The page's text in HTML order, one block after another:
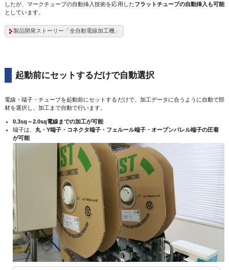
したが、マークチューブの自動挿入技術を応用したフラットチューブの自動挿入も可能
としています。
製品開発ストーリー「全自動電線加工機」
起動前にセットするだけで自動選択
電線・端子・チューブを起動前にセットするだけで、加工データに合うように自動で部
材を選択し、加工まで自動で行います。
0.3sq～2.0sq電線までの加工が可能
端子は、 丸・Y端子・コネクタ端子・フェルール端子・オープンバレル端子の圧着
が可能